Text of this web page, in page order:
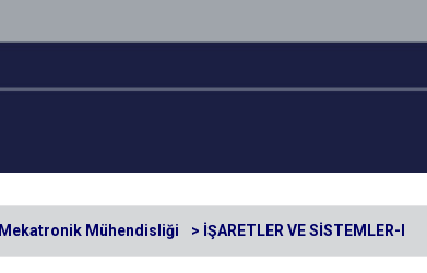
Mekatronik Mühendisliği > İŞARETLER VE SİSTEMLER-I